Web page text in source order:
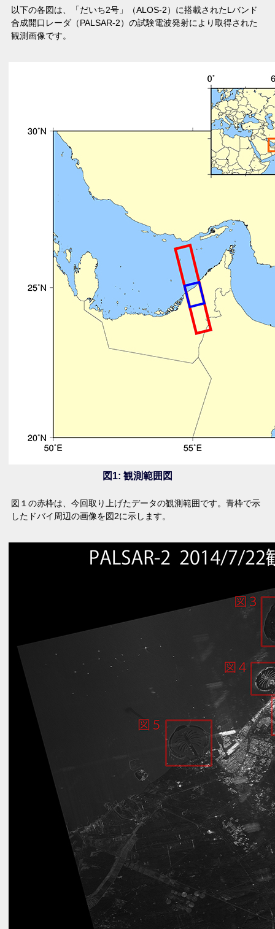
以下の各図は、「だいち2号」（ALOS-2）に搭載されたLバンド
合成開口レーダ（PALSAR-2）の試験電波発射により取得された
観測画像です。
図1: 観測範囲図
図１の赤枠は、今回取り上げたデータの観測範囲です。青枠で示
したドバイ周辺の画像を図2に示します。